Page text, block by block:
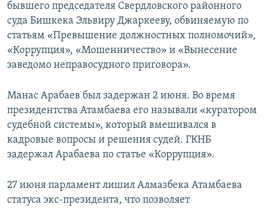
бывшего председателя Свердловского районного
суда Бишкека Эльвиру Джаркееву, обвиняемую по
статьям «Превышение должностных полномочий»,
«Коррупция», «Мошенничество» и «Вынесение
заведомо неправосудного приговора».
Манас Арабаев был задержан 2 июня. Во время
президентства Атамбаева его называли «куратором
судебной системы», который вмешивался в
кадровые вопросы и решения судей. ГКНБ
задержал Арабаева по статье «Коррупция».
27 июня парламент лишил Алмазбека Атамбаева
статуса экс-президента, что позволяет